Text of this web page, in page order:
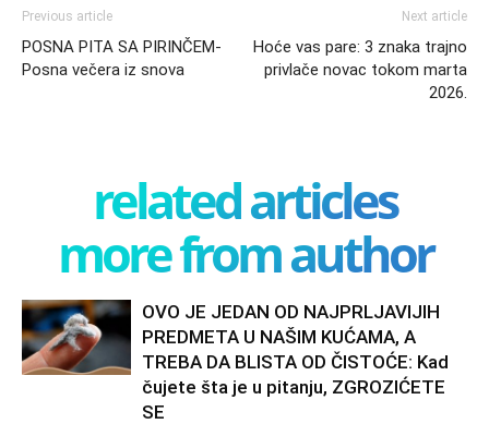
Previous article
POSNA PITA SA PIRINČEM-
Posna večera iz snova
Next article
Hoće vas pare: 3 znaka trajno
privlače novac tokom marta
2026.
related articles
more from author
OVO JE JEDAN OD NAJPRLJAVIJIH
PREDMETA U NAŠIM KUĆAMA, A
TREBA DA BLISTA OD ČISTOĆE: Kad
čujete šta je u pitanju, ZGROZIĆETE
SE